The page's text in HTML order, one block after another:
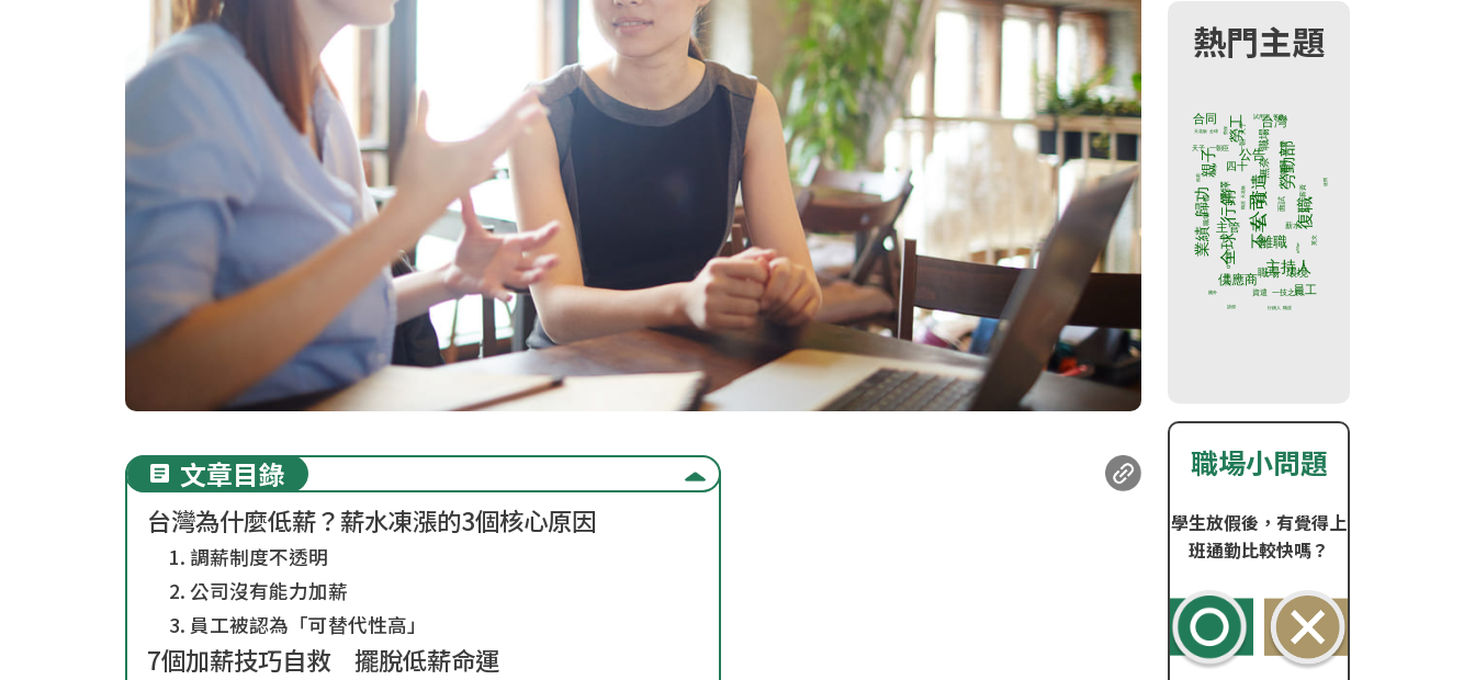
文章目錄
台灣為什麼低薪？薪水凍漲的3個核心原因
1. 調薪制度不透明
2. 公司沒有能力加薪
3. 員工被認為「可替代性高」
7個加薪技巧自救 擺脫低薪命運
熱門主題
職場小問題
學生放假後，有覺得上
班通勤比較快嗎？